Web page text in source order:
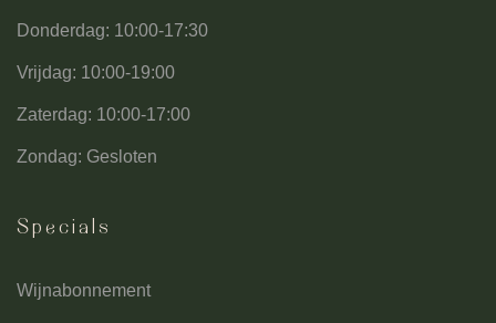
Donderdag: 10:00-17:30
Vrijdag: 10:00-19:00
Zaterdag: 10:00-17:00
Zondag: Gesloten
Specials
Wijnabonnement